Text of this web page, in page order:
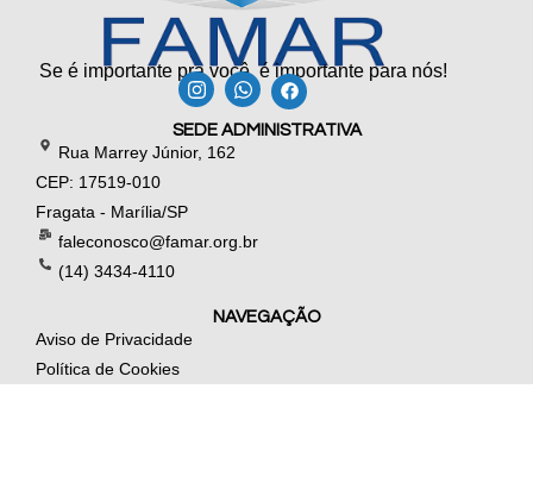
Se é importante pra você, é importante para nós!
SEDE ADMINISTRATIVA
Rua Marrey Júnior, 162
CEP: 17519-010
Fragata - Marília/SP
faleconosco@famar.org.br
(14) 3434-4110
NAVEGAÇÃO
Aviso de Privacidade
Política de Cookies